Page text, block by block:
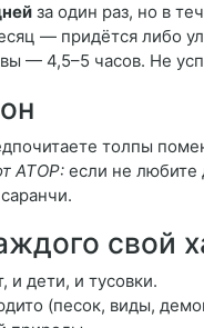
за один раз, но в
— придётся либо
— 4,5–5 часов. Не
толпы
АТОР: если не любите
свой
дети, и тусовки.
(песок, виды,